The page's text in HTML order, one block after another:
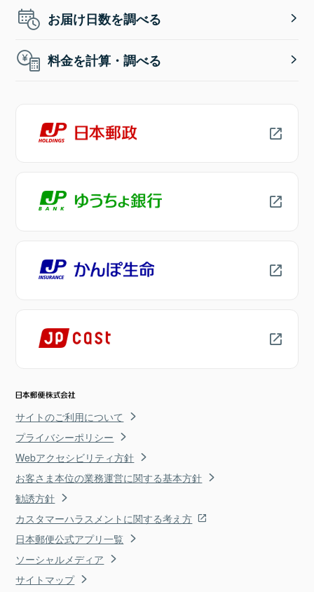
お届け日数を調べる
料金を計算・調べる
サイトのご利用について
プライバシーポリシー
Webアクセシビリティ方針
お客さま本位の業務運営に関する基本方針
勧誘方針
カスタマーハラスメントに関する考え方
日本郵便公式アプリ一覧
ソーシャルメディア
サイトマップ